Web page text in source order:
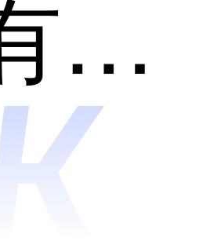
务
共有分类：区块链行业